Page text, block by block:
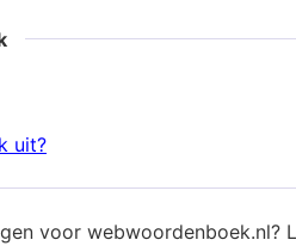
uit?
voor webwoordenboek.nl?